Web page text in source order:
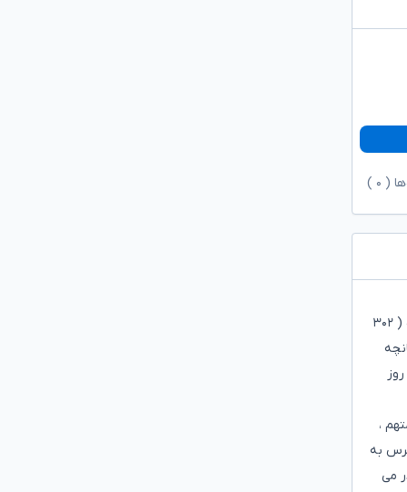
( ۰
ماده ۹۲ قانون آیین دادرسی کیفری : تحقیقات مقدماتی تمام جرایم بر عهده بازپرس است. در غیر جرایم مستوجب مجازات های مقرر در ماده ( ۳۰۲
،
بازپرس به
می